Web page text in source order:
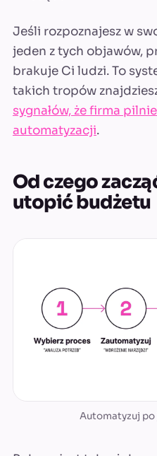
Jeśli rozpoznajesz w
jeden z tych objawów,
brakuje Ci ludzi. To
takich tropów
sygnałów, że firma
automatyzacji.
Od czego
utopić budżetu
Automatyzuj